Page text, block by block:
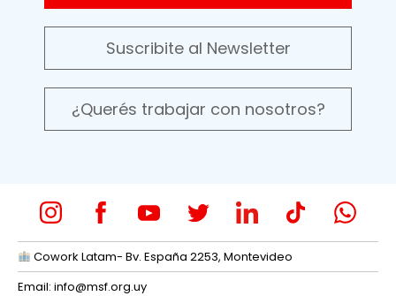
Suscribite al Newsletter
¿Querés trabajar con nosotros?
Cowork Latam- Bv. España 2253, Montevideo
Email: info@msf.org.uy